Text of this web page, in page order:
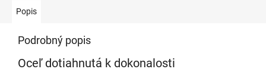
Popis
Podrobný popis
Oceľ dotiahnutá k dokonalosti